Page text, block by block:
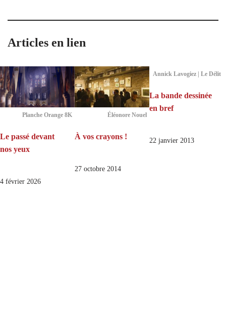
Articles en lien
Planche Orange 8K
Le passé devant
nos yeux
4 février 2026
Éléonore Nouel
À vos crayons !
27 octobre 2014
Annick Lavogiez | Le Délit
La bande dessinée
en bref
22 janvier 2013